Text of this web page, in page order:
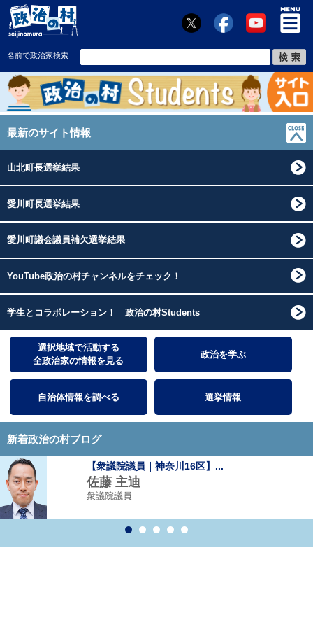
名前で政治家検索
最新のサイト情報
山北町長選挙結果
愛川町長選挙結果
愛川町議会議員補欠選挙結果
YouTube政治の村チャンネルをチェック！
学生とコラボレーション！ 政治の村Students
選択地域で活動する
全政治家の情報を見る
政治を学ぶ
自治体情報を調べる 選挙情報
新着政治の村ブログ
【衆議院議員｜神奈川16区】...
佐藤 主迪
衆議院議員